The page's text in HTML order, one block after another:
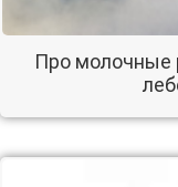
Про молочные